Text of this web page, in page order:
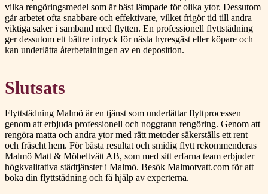
vilka rengöringsmedel som är bäst lämpade för olika ytor. Dessutom
går arbetet ofta snabbare och effektivare, vilket frigör tid till andra
viktiga saker i samband med flytten. En professionell flyttstädning
ger dessutom ett bättre intryck för nästa hyresgäst eller köpare och
kan underlätta återbetalningen av en deposition.
Slutsats
Flyttstädning Malmö är en tjänst som underlättar flyttprocessen
genom att erbjuda professionell och noggrann rengöring. Genom att
rengöra matta och andra ytor med rätt metoder säkerställs ett rent
och fräscht hem. För bästa resultat och smidig flytt rekommenderas
Malmö Matt & Möbeltvätt AB, som med sitt erfarna team erbjuder
högkvalitativa städtjänster i Malmö. Besök Malmotvatt.com för att
boka din flyttstädning och få hjälp av experterna.